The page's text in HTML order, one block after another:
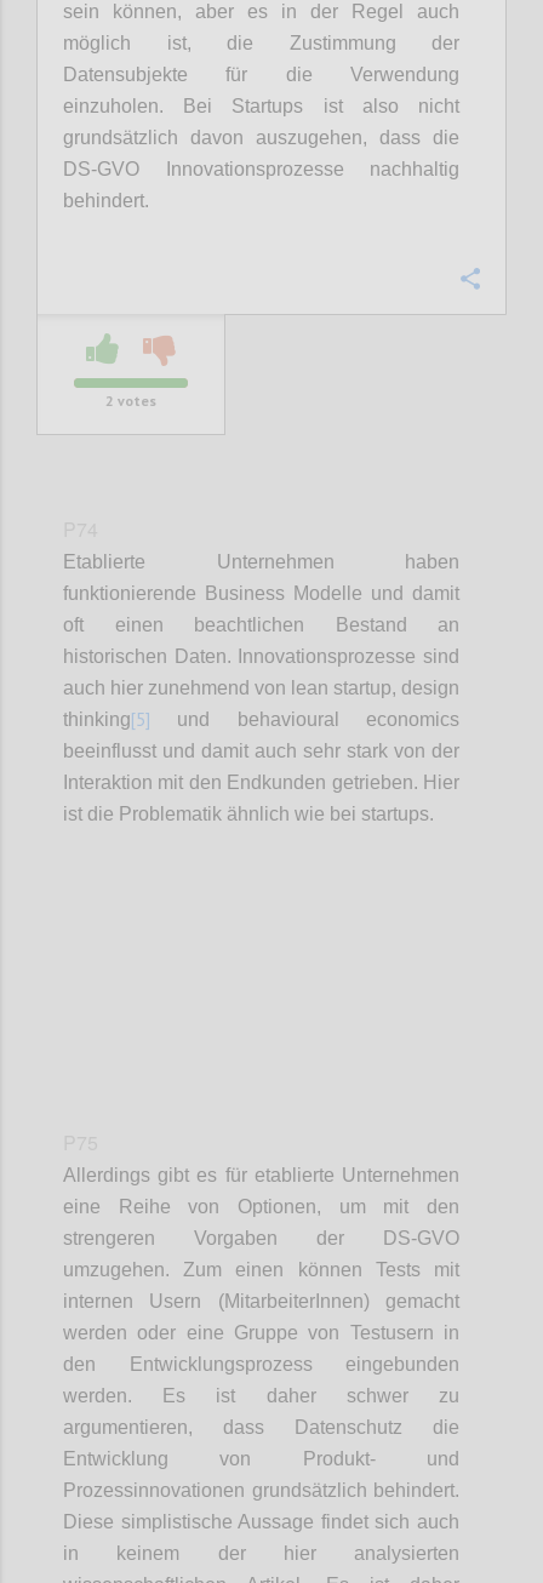
sein können, aber es in der Regel auch
möglich ist, die Zustimmung der
Datensubjekte für die Verwendung
einzuholen. Bei Startups ist also nicht
grundsätzlich davon auszugehen, dass die
DS-GVO Innovationsprozesse nachhaltig
behindert.
2 votes
Etablierte Unternehmen haben
funktionierende Business Modelle und damit
oft einen beachtlichen Bestand an
historischen Daten. Innovationsprozesse sind
auch hier zunehmend von lean startup, design
thinking[5] und behavioural economics
beeinflusst und damit auch sehr stark von der
Interaktion mit den Endkunden getrieben. Hier
ist die Problematik ähnlich wie bei startups.
Allerdings gibt es für etablierte Unternehmen
eine Reihe von Optionen, um mit den
strengeren Vorgaben der DS-GVO
umzugehen. Zum einen können Tests mit
internen Usern (MitarbeiterInnen) gemacht
werden oder eine Gruppe von Testusern in
den Entwicklungsprozess eingebunden
werden. Es ist daher schwer zu
argumentieren, dass Datenschutz die
Entwicklung von Produkt- und
Prozessinnovationen grundsätzlich behindert.
Diese simplistische Aussage findet sich auch
in keinem der hier analysierten